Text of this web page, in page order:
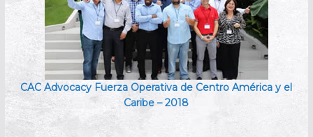
CAC Advocacy Fuerza Operativa de Centro América y el
Caribe – 2018